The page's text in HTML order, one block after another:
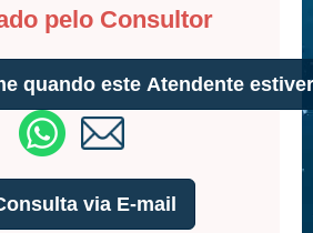
pelo Consultor
quando este Atendente
via E-mail